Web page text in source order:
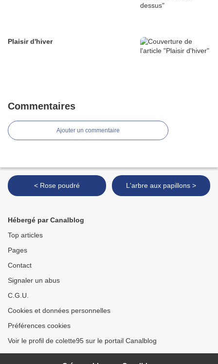
Plaisir d'hiver
Commentaires
Ajouter un commentaire
< Rose poudré L'arbre aux papillons >
Hébergé par Canalblog
Top articles
Pages
Contact
Signaler un abus
C.G.U.
Cookies et données personnelles
Préférences cookies
Voir le profil de colette95 sur le portail Canalblog